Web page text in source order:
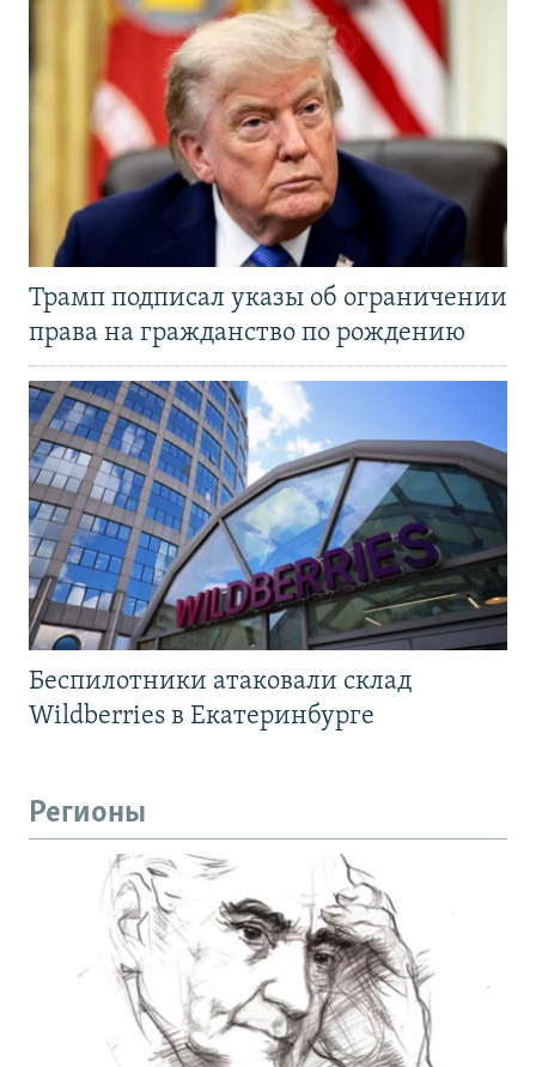
Трамп подписал указы об ограничении
права на гражданство по рождению
Беспилотники атаковали склад
Wildberries в Екатеринбурге
Регионы